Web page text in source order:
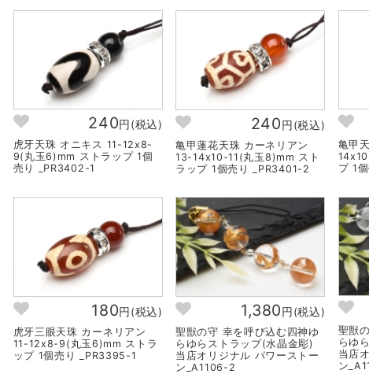
240円(税込)
虎牙天珠 オニキス 11-12x8-
9(丸玉6)mm ストラップ 1個
売り _PR3402-1
240円(税込)
亀甲蓮花天珠 カーネリアン
13-14x10-11(丸玉8)mm スト
ラップ 1個売り _PR3401-2
亀甲
プ 1
180円(税込)
虎牙三眼天珠 カーネリアン
11-12x8-9(丸玉6)mm ストラ
ップ 1個売り _PR3395-1
1,380円(税込)
聖獣の守 幸を呼び込む四神ゆ
らゆらストラップ(水晶金彫)
当店オリジナル パワーストー
ン_A1106-2
聖獣
らゆ
当店
ン